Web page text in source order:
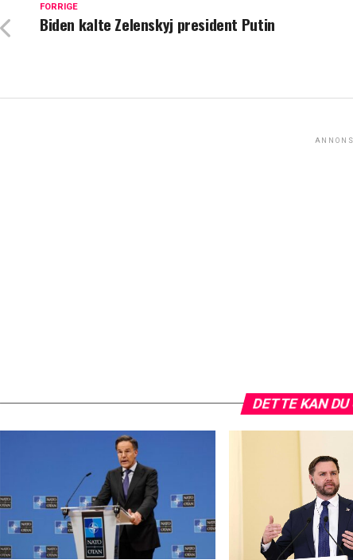
FORRIGE
Biden kalte Zelenskyj president Putin
DETTE KAN